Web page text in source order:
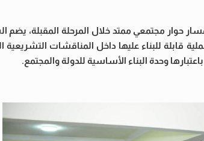
حوار مجتمعي ممتد خلال المرحلة المقبلة، يضم
للبناء عليها داخل المناقشات التشريعية
وحدة البناء الأساسية للدولة والمجتمع.